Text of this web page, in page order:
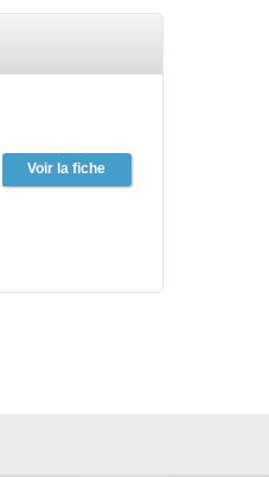
Voir la fiche